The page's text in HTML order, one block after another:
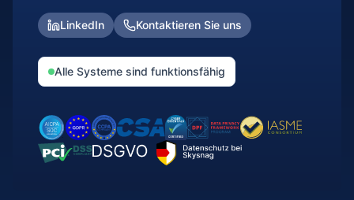
LinkedIn Kontaktieren Sie uns
Alle Systeme sind funktionsfähig